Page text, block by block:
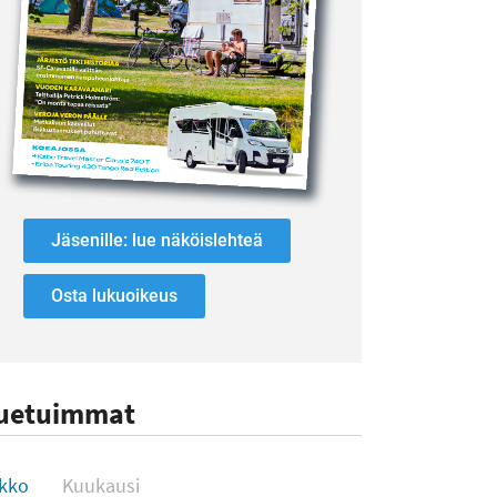
Jäsenille: lue näköislehteä
Osta lukuoikeus
Kuukausi